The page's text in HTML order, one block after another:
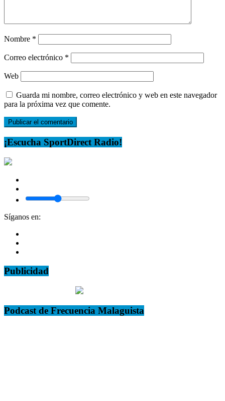
Nombre *
Correo electrónico *
Web
Guarda mi nombre, correo electrónico y web en este navegador
para la próxima vez que comente.
¡Escucha SportDirect Radio!
Síganos en:
Publicidad
Podcast de Frecuencia Malaguista